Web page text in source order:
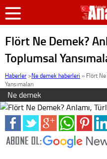
Flört Ne Demek?
Toplumsal
Haberler >Ne demek haberleri » Flört
Yansımaları
Ne demek